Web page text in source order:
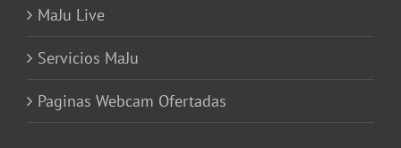
MaJu Live
Servicios MaJu
Paginas Webcam Ofertadas